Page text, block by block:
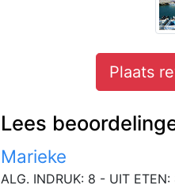
Plaats
Lees
Marieke
ALG. INDRUK: 8 - UIT